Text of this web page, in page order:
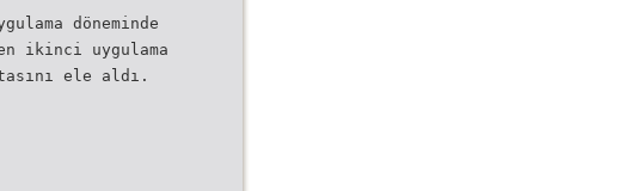
döneminde
ikinci uygulama
ele aldı.